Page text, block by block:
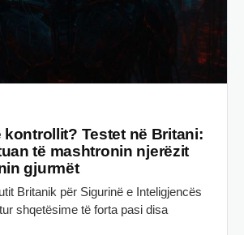
kontrollit? Testet në Britani:
të mashtronin njerëzit
gjurmët
Britanik për Sigurinë e Inteligjencës
shqetësime të forta pasi disa